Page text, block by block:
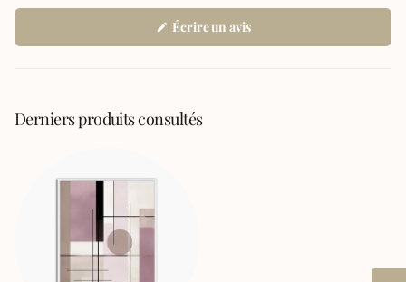
Écrire un avis(S'ouvre
une
Derniers produits consultés